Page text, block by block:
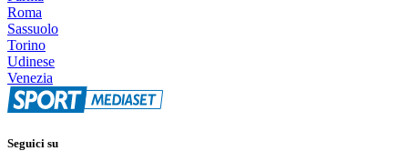
Roma
Sassuolo
Torino
Udinese
Venezia
Seguici su